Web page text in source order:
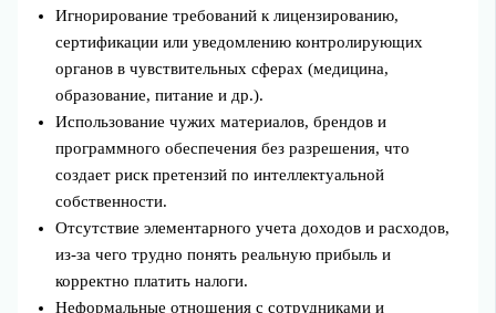
Игнорирование требований к лицензированию,
сертификации или уведомлению контролирующих
органов в чувствительных сферах (медицина,
образование, питание и др.).
Использование чужих материалов, брендов и
программного обеспечения без разрешения, что
создает риск претензий по интеллектуальной
собственности.
Отсутствие элементарного учета доходов и расходов,
из‑за чего трудно понять реальную прибыль и
корректно платить налоги.
Неформальные отношения с сотрудниками и